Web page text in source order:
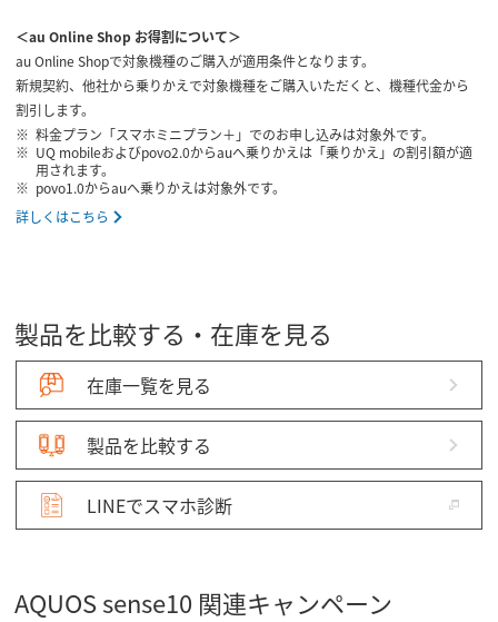
＜au Online Shop お得割について＞
au Online Shopで対象機種のご購入が適用条件となります。
新規契約、他社から乗りかえで対象機種をご購入いただくと、機種代金から
割引します。
料金プラン「スマホミニプラン＋」でのお申し込みは対象外です。
UQ mobileおよびpovo2.0からauへ乗りかえは「乗りかえ」の割引額が適
用されます。
povo1.0からauへ乗りかえは対象外です。
詳しくはこちら
製品を比較する・在庫を見る
在庫一覧を見る
製品を比較する
LINEでスマホ診断
AQUOS sense10 関連キャンペーン